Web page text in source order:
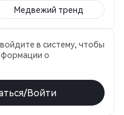
Медвежий тренд
в систему, чтобы
о
Войти